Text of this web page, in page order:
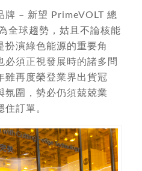
牌 – 新望 PrimeVOLT 總
全球趨勢，姑且不論核能
扮演綠色能源的重要角
必須正視發展時的諸多問
雖再度榮登業界出貨冠
氛圍，勢必仍須兢兢業
訂單。